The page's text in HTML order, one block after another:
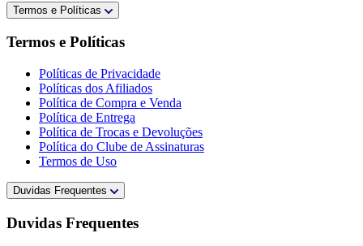
Termos e Políticas
Termos e Políticas
Políticas de Privacidade
Políticas dos Afiliados
Política de Compra e Venda
Política de Entrega
Política de Trocas e Devoluções
Política do Clube de Assinaturas
Termos de Uso
Duvidas Frequentes
Duvidas Frequentes